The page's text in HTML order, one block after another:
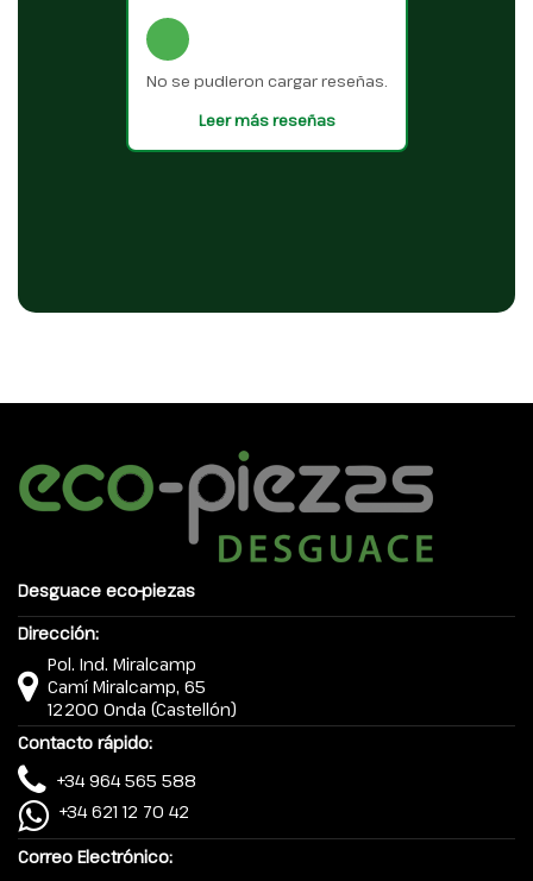
No se pudieron cargar reseñas.
Leer más reseñas
Desguace eco-piezas
Dirección:
Pol. Ind. Miralcamp
Camí Miralcamp, 65
12200 Onda (Castellón)
Contacto rápido:
+34 964 565 588
+34 621 12 70 42
Correo Electrónico: